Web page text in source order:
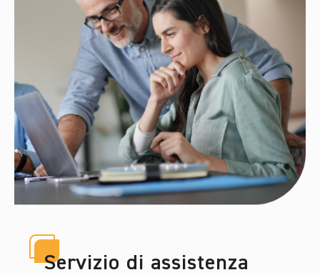
Servizio di assistenza